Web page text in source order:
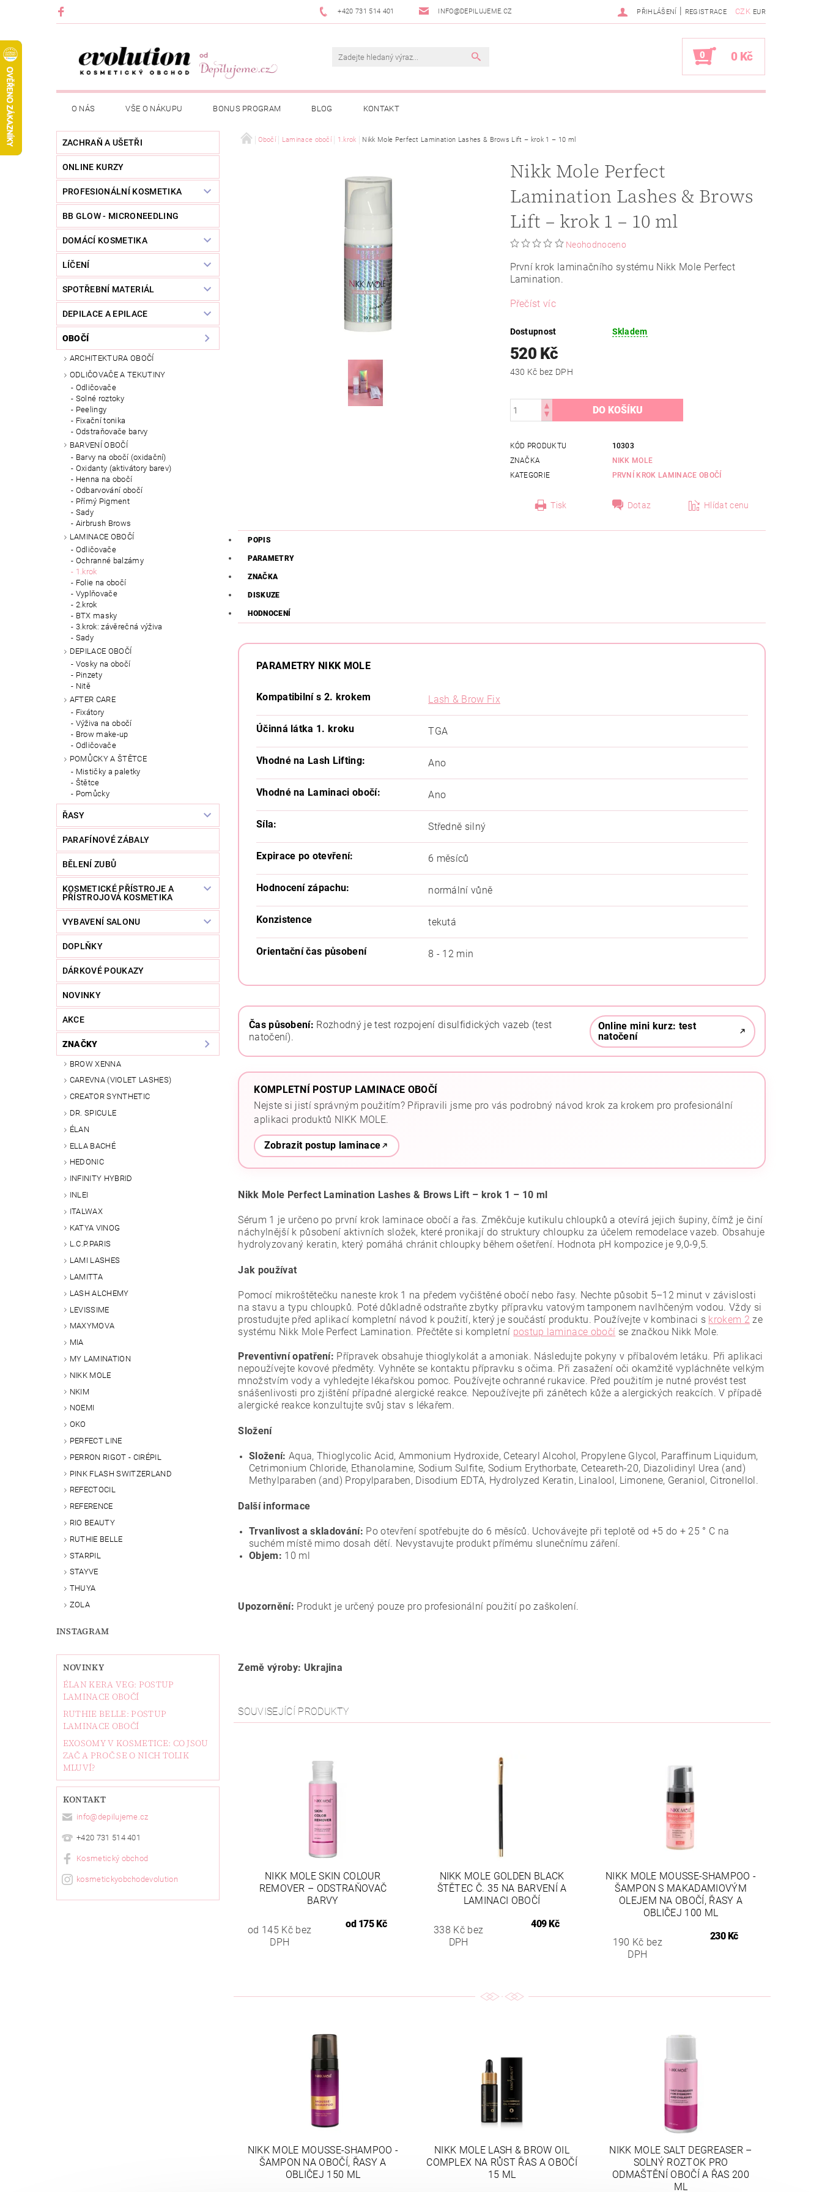
+420 731 514 401 INFO@DEPILUJEME.CZ CZK EUR
PŘIHLÁŠENÍ | REGISTRACE
0 0 Kč
O NÁS VŠE O NÁKUPU BONUS PROGRAM BLOG KONTAKT
ZACHRAŇ A UŠETŘI
ONLINE KURZY
PROFESIONÁLNÍ KOSMETIKA
BB GLOW - MICRONEEDLING
DOMÁCÍ KOSMETIKA
LÍČENÍ
SPOTŘEBNÍ MATERIÁL
DEPILACE A EPILACE
OBOČÍ
ARCHITEKTURA OBOČÍ
ODLIČOVAČE A TEKUTINY
Odličovače
Solné roztoky
Peelingy
Fixační tonika
Odstraňovače barvy
BARVENÍ OBOČÍ
Barvy na obočí (oxidační)
Oxidanty (aktivátory barev)
Henna na obočí
Odbarvování obočí
Přímý Pigment
Sady
Airbrush Brows
LAMINACE OBOČÍ
Odličovače
Ochranné balzámy
1.krok
Folie na obočí
Vyplňovače
2.krok
BTX masky
3.krok: závěrečná výživa
Sady
DEPILACE OBOČÍ
Vosky na obočí
Pinzety
Nitě
AFTER CARE
Fixátory
Výživa na obočí
Brow make-up
Odličovače
POMŮCKY A ŠTĚTCE
Mističky a paletky
Štětce
Pomůcky
ŘASY
PARAFÍNOVÉ ZÁBALY
BĚLENÍ ZUBŮ
KOSMETICKÉ PŘÍSTROJE A
PŘÍSTROJOVÁ KOSMETIKA
VYBAVENÍ SALONU
DOPLŇKY
DÁRKOVÉ POUKAZY
NOVINKY
AKCE
ZNAČKY
BROW XENNA
CAREVNA (VIOLET LASHES)
CREATOR SYNTHETIC
DR. SPICULE
ÉLAN
ELLA BACHÉ
HEDONIC
INFINITY HYBRID
INLEI
ITALWAX
KATYA VINOG
L.C.P.PARIS
LAMI LASHES
LAMITTA
LASH ALCHEMY
LEVISSIME
MAXYMOVA
MIA
MY LAMINATION
NIKK MOLE
NKIM
NOEMI
OKO
PERFECT LINE
PERRON RIGOT - CIRÉPIL
PINK FLASH SWITZERLAND
REFECTOCIL
REFERENCE
RIO BEAUTY
RUTHIE BELLE
STARPIL
STAYVE
THUYA
ZOLA
INSTAGRAM
NOVINKY
ÉLAN KERA VEG: POSTUP
LAMINACE OBOČÍ
RUTHIE BELLE: POSTUP
LAMINACE OBOČÍ
EXOSOMY V KOSMETICE: CO JSOU
ZAČ A PROČ SE O NICH TOLIK
MLUVÍ?
KONTAKT
info@depilujeme.cz
+420 731 514 401
Kosmetický obchod
kosmetickyobchodevolution
Obočí Laminace obočí 1.krok Nikk Mole Perfect Lamination Lashes & Brows Lift – krok 1 – 10 ml
Nikk Mole Perfect
Lamination Lashes & Brows
Lift – krok 1 – 10 ml
Neohodnoceno
První krok laminačního systému Nikk Mole Perfect
Lamination.
Přečíst víc
Dostupnost Skladem
520 Kč
430 Kč bez DPH
KÓD PRODUKTU
10303
ZNAČKA
NIKK MOLE
KATEGORIE
PRVNÍ KROK LAMINACE OBOČÍ
Tisk Dotaz Hlídat cenu
POPIS
PARAMETRY
ZNAČKA
DISKUZE
HODNOCENÍ
PARAMETRY NIKK MOLE
Kompatibilní s 2. krokem Lash & Brow Fix
Účinná látka 1. kroku TGA
Vhodné na Lash Lifting: Ano
Vhodné na Laminaci obočí: Ano
Síla: Středně silný
Expirace po otevření: 6 měsíců
Hodnocení zápachu: normální vůně
Konzistence tekutá
Orientační čas působení 8 - 12 min
Čas působení: Rozhodný je test rozpojení disulfidických vazeb (test
natočení).
Online mini kurz: test
natočení
KOMPLETNÍ POSTUP LAMINACE OBOČÍ
Nejste si jistí správným použitím? Připravili jsme pro vás podrobný návod krok za krokem pro profesionální
aplikaci produktů NIKK MOLE.
Zobrazit postup laminace
Nikk Mole Perfect Lamination Lashes & Brows Lift – krok 1 – 10 ml
Sérum 1 je určeno po první krok laminace obočí a řas. Změkčuje kutikulu chloupků a otevírá jejich šupiny, čímž je činí
náchylnější k působení aktivních složek, které pronikají do struktury chloupku za účelem remodelace vazeb. Obsahuje
hydrolyzovaný keratin, který pomáhá chránit chloupky během ošetření. Hodnota pH kompozice je 9,0-9,5.
Jak používat
Pomocí mikroštětečku naneste krok 1 na předem vyčištěné obočí nebo řasy. Nechte působit 5–12 minut v závislosti
na stavu a typu chloupků. Poté důkladně odstraňte zbytky přípravku vatovým tamponem navlhčeným vodou. Vždy si
prostudujte před aplikací kompletní návod k použití, který je součástí produktu. Používejte v kombinaci s krokem 2ze
systému Nikk Mole Perfect Lamination. Přečtěte si kompletní postup laminace obočí se značkou Nikk Mole.
Preventivní opatření: Přípravek obsahuje thioglykolát a amoniak. Následujte pokyny v příbalovém letáku. Při aplikaci
nepoužívejte kovové předměty. Vyhněte se kontaktu přípravku s očima. Při zasažení oči okamžitě vypláchněte velkým
množstvím vody a vyhledejte lékařskou pomoc. Používejte ochranné rukavice. Před použitím je nutné provést test
snášenlivosti pro zjištění případné alergické reakce. Nepoužívejte při zánětech kůže a alergických reakcích. V případě
alergické reakce konzultujte svůj stav s lékařem.
Složení
Složení: Aqua, Thioglycolic Acid, Ammonium Hydroxide, Cetearyl Alcohol, Propylene Glycol, Paraffinum Liquidum,
Cetrimonium Chloride, Ethanolamine, Sodium Sulfite, Sodium Erythorbate, Ceteareth-20, Diazolidinyl Urea (and)
Methylparaben (and) Propylparaben, Disodium EDTA, Hydrolyzed Keratin, Linalool, Limonene, Geraniol, Citronellol.
Další informace
Trvanlivost a skladování: Po otevření spotřebujte do 6 měsíců. Uchovávejte při teplotě od +5 do + 25 ° С na
suchém místě mimo dosah dětí. Nevystavujte produkt přímému slunečnímu záření.
Objem: 10 ml
Upozornění: Produkt je určený pouze pro profesionální použití po zaškolení.
Země výroby: Ukrajina
SOUVISEJÍCÍ PRODUKTY
NIKK MOLE SKIN COLOUR
REMOVER – ODSTRAŇOVAČ
BARVY
od 145 Kč bez
DPH
od175 Kč
NIKK MOLE GOLDEN BLACK
ŠTĚTEC Č. 35 NA BARVENÍ A
LAMINACI OBOČÍ
338 Kč bez
DPH
409 Kč
NIKK MOLE MOUSSE-SHAMPOO -
ŠAMPON S MAKADAMIOVÝM
OLEJEM NA OBOČÍ, ŘASY A
OBLIČEJ 100 ML
190 Kč bez
DPH
230 Kč
NIKK MOLE MOUSSE-SHAMPOO -
ŠAMPON NA OBOČÍ, ŘASY A
OBLIČEJ 150 ML
NIKK MOLE LASH & BROW OIL
COMPLEX NA RŮST ŘAS A OBOČÍ
15 ML
NIKK MOLE SALT DEGREASER –
SOLNÝ ROZTOK PRO
ODMAŠTĚNÍ OBOČÍ A ŘAS 200
ML